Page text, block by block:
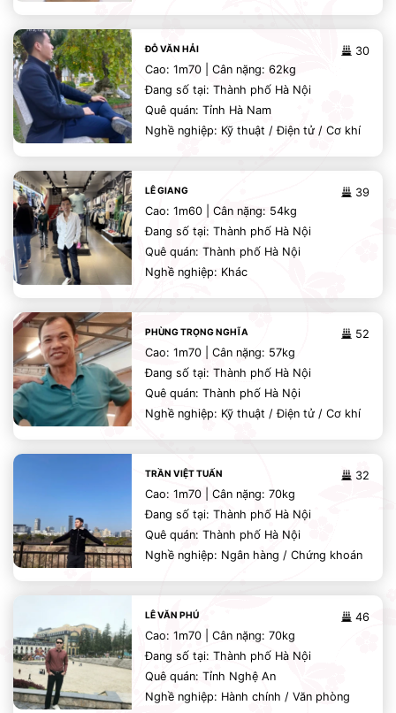
30
ĐỖ VĂN HẢI
Cao: 1m70 | Cân nặng: 62kg
Đang số tại: Thành phố Hà Nội
Quê quán: Tỉnh Hà Nam
Nghề nghiệp: Kỹ thuật / Điện tử / Cơ khí
39
LÊ GIANG
Cao: 1m60 | Cân nặng: 54kg
Đang số tại: Thành phố Hà Nội
Quê quán: Thành phố Hà Nội
Nghề nghiệp: Khác
52
PHÙNG TRỌNG NGHĨA
Cao: 1m70 | Cân nặng: 57kg
Đang số tại: Thành phố Hà Nội
Quê quán: Thành phố Hà Nội
Nghề nghiệp: Kỹ thuật / Điện tử / Cơ khí
32
TRẦN VIỆT TUẤN
Cao: 1m70 | Cân nặng: 70kg
Đang số tại: Thành phố Hà Nội
Quê quán: Thành phố Hà Nội
Nghề nghiệp: Ngân hàng / Chứng khoán
46
LÊ VĂN PHÚ
Cao: 1m70 | Cân nặng: 70kg
Đang số tại: Thành phố Hà Nội
Quê quán: Tỉnh Nghệ An
Nghề nghiệp: Hành chính / Văn phòng